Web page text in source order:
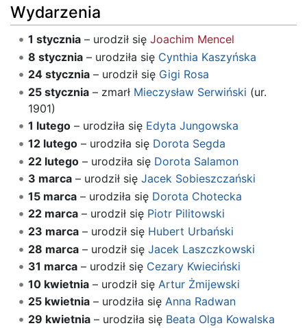
Wydarzenia
1 stycznia– urodził się Joachim Mencel
8 stycznia– urodziła się Cynthia Kaszyńska
24 stycznia– urodził się Gigi Rosa
25 stycznia– zmarł Mieczysław Serwiński (ur.
1901)
1 lutego– urodziła się Edyta Jungowska
12 lutego– urodziła się Dorota Segda
22 lutego– urodziła się Dorota Salamon
3 marca– urodził się Jacek Sobieszczański
15 marca– urodziła się Dorota Chotecka
22 marca– urodził się Piotr Pilitowski
23 marca– urodził się Hubert Urbański
28 marca– urodził się Jacek Laszczkowski
31 marca– urodził się Cezary Kwieciński
10 kwietnia– urodził się Artur Żmijewski
25 kwietnia– urodziła się Anna Radwan
29 kwietnia– urodziła się Beata Olga Kowalska